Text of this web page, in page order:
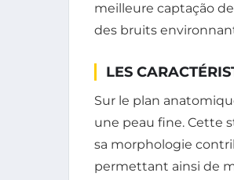
meilleure captação
des bruits
LES
Sur le plan
une peau fine. Cette
sa morphologie
permettant ainsi de